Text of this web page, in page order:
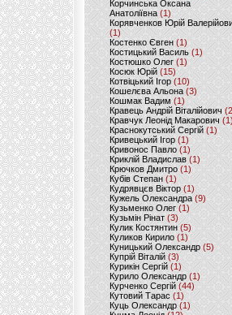
Корчинська Оксана
Анатоліївна (1)
Корявченков Юрій
(1)
Костенко Євген (1)
Костицький Василь (1)
Костюшко Олег (1)
Косюк Юрій (15)
Котвіцький Ігор (10)
Кошелєва Альона(3)
Кошмак Вадим (1)
Кравець Андрій Віталійович
Кравчук Леонід Макарович (1)
Краснокутський Сергій (1)
Кривецький Ігор (1)
Кривонос Павло (1)
Криклій Владислав (1)
Крючков Дмитро(1)
Кубів Степан(1)
Кудрявцєв Віктор (1)
Кужель Олександра (9)
Кузьменко Олег (1)
Кузьмін Рінат(3)
Кулик Костянтин(5)
Куликов Кирило (1)
Куницький Олександр (5)
Купрій Віталій (3)
Курикін Сергій(1)
Курило Олександр (1)
Курченко Сергій (44)
Кутовий Тарас (1)
Куць Олександр (1)